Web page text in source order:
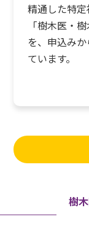
精通した特定
「樹木医・
を、申込み
ています。
樹